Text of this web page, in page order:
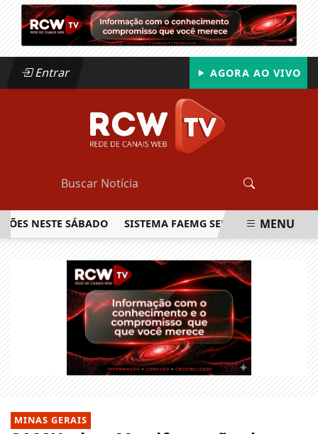
Entrar AGORA AO VIVO
SÁBADO SISTEMA FAEMG SENAR LANÇA OMENU
MINAS GERAIS